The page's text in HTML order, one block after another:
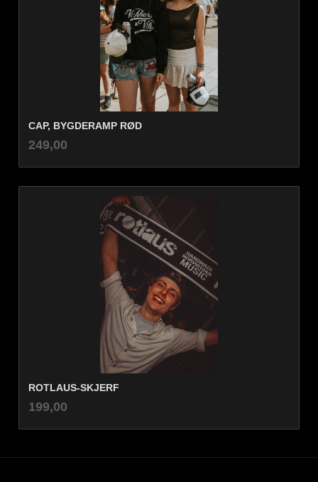
CAP, BYGDERAMP RØD
Pris
249,00
ROTLAUS-SKJERF
Pris
199,00